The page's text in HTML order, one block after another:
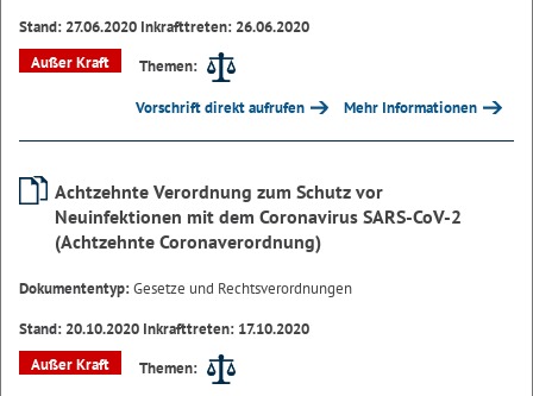
Stand: 27.06.2020 Inkrafttreten: 26.06.2020
Außer Kraft
Themen:
Vorschrift direkt aufrufen Mehr Informationen
Achtzehnte Verordnung zum Schutz vor
Neuinfektionen mit dem Coronavirus SARS-CoV-2
(Achtzehnte Coronaverordnung)
Dokumententyp:Gesetze und Rechtsverordnungen
Stand: 20.10.2020 Inkrafttreten: 17.10.2020
Außer Kraft
Themen: